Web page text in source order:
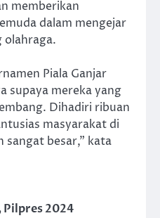
memberikan
dalam mengejar
olahraga.
Piala Ganjar
supaya mereka yang
Dihadiri ribuan
masyarakat di
besar,” kata
Pilpres 2024